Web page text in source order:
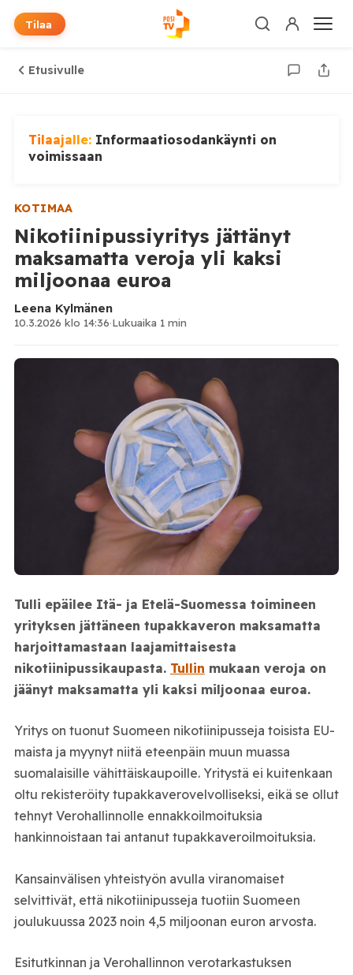
Tilaa
Etusivulle
Tilaajalle: Informaatiosodankäynti on
voimissaan
KOTIMAA
Nikotiinipussiyritys jättänyt
maksamatta veroja yli kaksi
miljoonaa euroa
Leena Kylmänen
10.3.2026 klo 14:36·Lukuaika 1 min
Tulli epäilee Itä- ja Etelä-Suomessa toimineen
yrityksen jättäneen tupakkaveron maksamatta
harjoittamastaan laajamittaisesta
nikotiinipussikaupasta. Tullin mukaan veroja on
jäänyt maksamatta yli kaksi miljoonaa euroa.
Yritys on tuonut Suomeen nikotiinipusseja toisista EU-
maista ja myynyt niitä eteenpäin muun muassa
suomalaisille vähittäiskaupoille. Yritystä ei kuitenkaan
oltu rekisteröity tupakkaverovelvolliseksi, eikä se ollut
tehnyt Verohallinnolle ennakkoilmoituksia
hankinnoistaan tai antanut tupakkaveroilmoituksia.
Kansainvälisen yhteistyön avulla viranomaiset
selvittivät, että nikotiinipusseja tuotiin Suomeen
joulukuussa 2023 noin 4,5 miljoonan euron arvosta.
Esitutkinnan ja Verohallinnon verotarkastuksen